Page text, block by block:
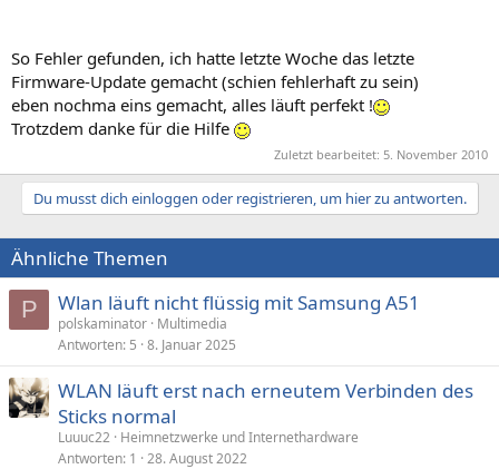
So Fehler gefunden, ich hatte letzte Woche das letzte
Firmware-Update gemacht (schien fehlerhaft zu sein)
eben nochma eins gemacht, alles läuft perfekt !
Trotzdem danke für die Hilfe
Zuletzt bearbeitet: 5. November 2010
Du musst dich einloggen oder registrieren, um hier zu antworten.
Ähnliche Themen
P Wlan läuft nicht flüssig mit Samsung A51
polskaminator Multimedia
Antworten 5 8. Januar 2025
WLAN läuft erst nach erneutem Verbinden des
Sticks normal
Luuuc22 Heimnetzwerke und Internethardware
Antworten 1 28. August 2022